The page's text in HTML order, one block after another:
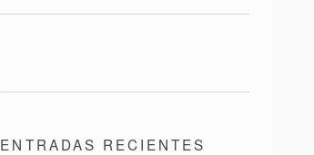
ENTRADAS RECIENTES